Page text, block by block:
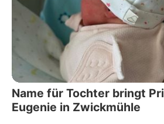
Name für Tochter bringt
Eugenie in Zwickmühle